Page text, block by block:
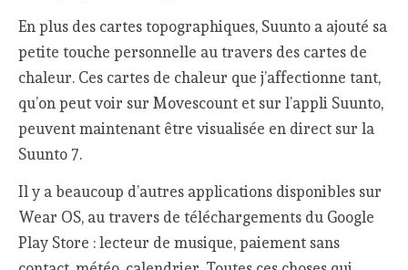
En plus des cartes topographiques, Suunto a ajouté sa
petite touche personnelle au travers des cartes de
chaleur. Ces cartes de chaleur que j’affectionne tant,
qu’on peut voir sur Movescount et sur l’appli Suunto,
peuvent maintenant être visualisée en direct sur la
Suunto 7.
Il y a beaucoup d’autres applications disponibles sur
Wear OS, au travers de téléchargements du Google
Play Store : lecteur de musique, paiement sans